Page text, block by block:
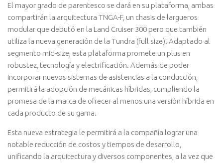
El mayor grado de parentesco se dará en su plataforma, ambas
compartirán la arquitectura TNGA-F, un chasis de largueros
modular que debutó en la Land Cruiser 300 pero que también
utiliza la nueva generación de la Tundra (full size). Adaptado al
segmento mid-size, esta plataforma promete un plus en
robustez, tecnología y electrificación. Además de poder
incorporar nuevos sistemas de asistencias a la conducción,
permitirá la adopción de mecánicas híbridas, cumpliendo la
promesa de la marca de ofrecer al menos una versión híbrida en
cada producto de su gama.
Esta nueva estrategia le permitirá a la compañía lograr una
notable reducción de costos y tiempos de desarrollo,
unificando la arquitectura y diversos componentes, a la vez que